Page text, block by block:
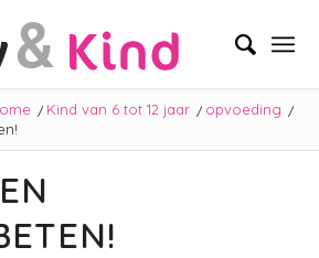
/ Kind van 6 tot 12 jaar / opvoeding /